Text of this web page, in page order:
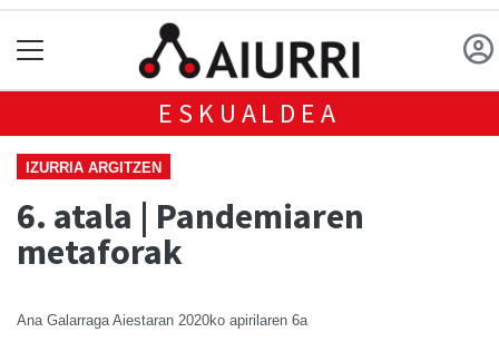
ESKUALDEA
IZURRIA ARGITZEN
6. atala | Pandemiaren
metaforak
Ana Galarraga Aiestaran 2020ko apirilaren 6a